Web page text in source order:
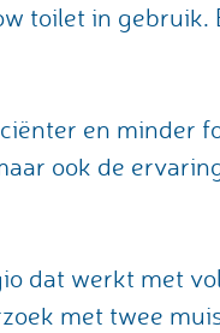
toilet in gebruik.
en minder
ook de
dat werkt met
met twee